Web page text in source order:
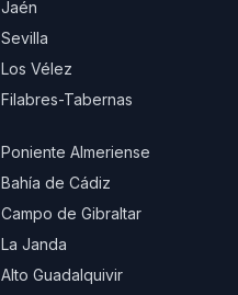
Jaén
Sevilla
Los Vélez
Filabres-Tabernas
Poniente Almeriense
Bahía de Cádiz
Campo de Gibraltar
La Janda
Alto Guadalquivir